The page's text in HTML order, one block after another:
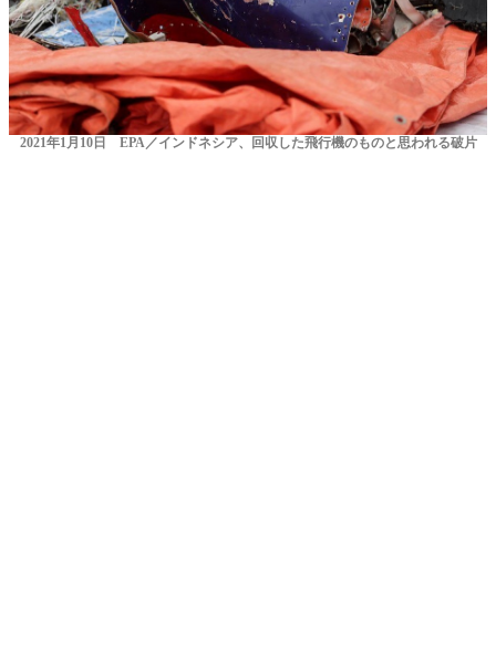
2021年1月10日 EPA／インドネシア、回収した飛行機のものと思われる破片